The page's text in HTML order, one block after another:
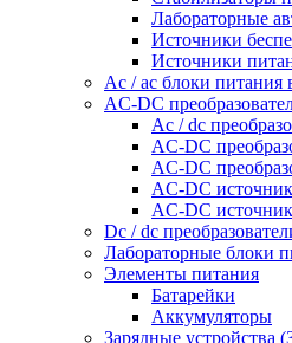
Лабораторные
Источники
Источники
Ac / ac блоки питания
AC-DC
Ac / dc
AC-DC
AC-DC
AC-DC
AC-DC
Dc / dc
Лабораторные блоки
Элементы питания
Батарейки
Аккумуляторы
Зарядные устройства